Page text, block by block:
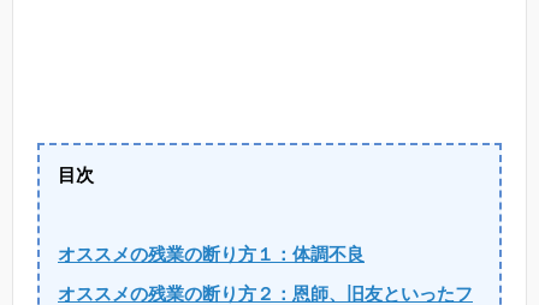
目次
オススメの残業の断り方１：体調不良
オススメの残業の断り方２：恩師、旧友といったフ